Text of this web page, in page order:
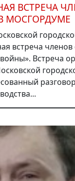
ВСТРЕЧА
МОСГОРДУМЕ
встреча
Встреча